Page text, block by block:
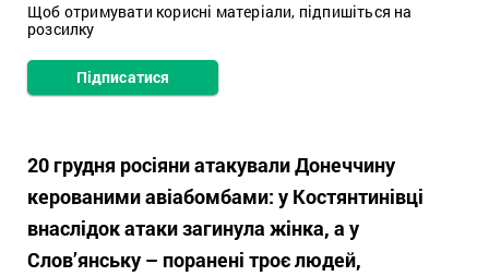
Щоб отримувати корисні матеріали, підпишіться на
розсилку
Підписатися
20 грудня росіяни атакували Донеччину
керованими авіабомбами: у Костянтинівці
внаслідок атаки загинула жінка, а у
Слов’янську – поранені троє людей,